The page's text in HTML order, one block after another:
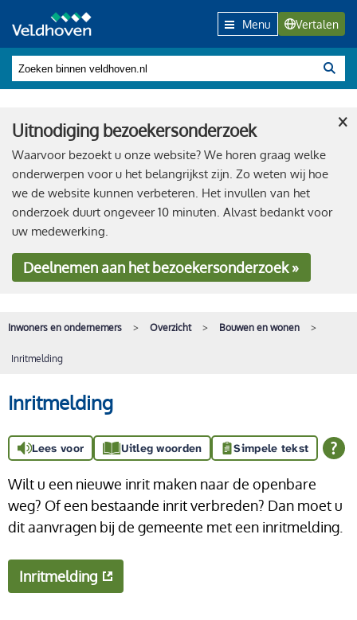
Menu Vertalen
Uitnodiging bezoekersonderzoek
Waarvoor bezoekt u onze website? We horen graag welke
onderwerpen voor u het belangrijkst zijn. Zo weten wij hoe
we de website kunnen verbeteren. Het invullen van het
onderzoek duurt ongeveer 10 minuten. Alvast bedankt voor
uw medewerking.
Deelnemenaan het bezoekersonderzoek »
×
Inwoners en ondernemers Overzicht Bouwen en wonen
Inritmelding
Inritmelding
Lees voor Uitleg woorden Simpele tekst
Wilt u een nieuwe inrit maken naar de openbare
weg? Of een bestaande inrit verbreden? Dan moet u
dit aanvragen bij de gemeente met een inritmelding.
Inritmelding